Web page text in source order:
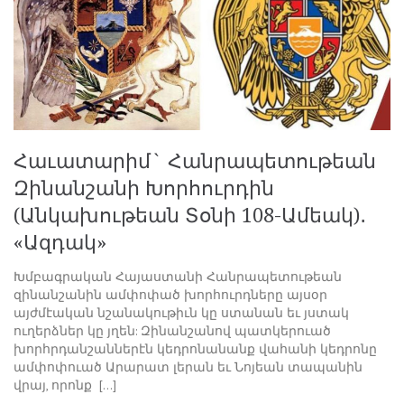
Հաւատարիմ` Հանրապետութեան
Զինանշանի Խորհուրդին
(Անկախութեան Տօնի 108-Ամեակ)․
«Ազդակ»
Խմբագրական Հայաստանի Հանրապետութեան
զինանշանին ամփոփած խորհուրդները այսօր
այժմէական նշանակութիւն կը ստանան եւ յստակ
ուղերձներ կը յղեն: Զինանշանով պատկերուած
խորհրդանշաններէն կեդրոնանանք վահանի կեդրոնը
ամփոփուած Արարատ լերան եւ Նոյեան տապանին
վրայ, որոնք […]